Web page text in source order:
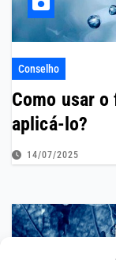
Conselho
Como usar
aplicá-lo?
14/07/2025